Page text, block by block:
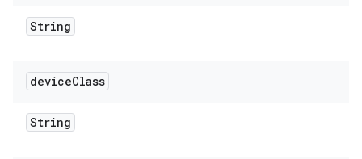
String
deviceClass
String